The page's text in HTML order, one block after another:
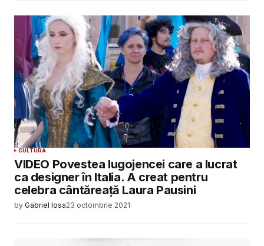
CULTURĂ
VIDEO Povestea lugojencei care a lucrat
ca designer în Italia. A creat pentru
celebra cântăreață Laura Pausini
by Gabriel Iosa23 octombrie 2021